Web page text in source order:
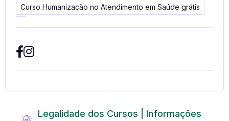
Legalidade dos Cursos | Informações
Curso Humanização no Atendimento em Saúde grátis